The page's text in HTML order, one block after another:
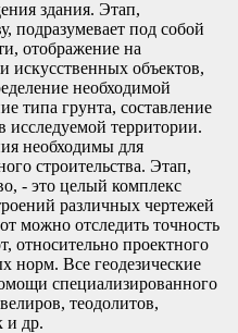
здания. Этап,
подразумевает под собой
отображение на
искусственных объектов,
необходимой
типа грунта, составление
исследуемой территории.
необходимы для
строительства. Этап,
- это целый комплекс
различных чертежей
можно отследить точность
относительно проектного
норм. Все геодезические
специализированного
теодолитов,
и др.